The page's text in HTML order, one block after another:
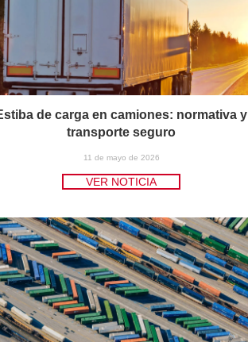
de carga en camiones: normativa y
transporte seguro
11 de mayo de 2026
VER NOTICIA